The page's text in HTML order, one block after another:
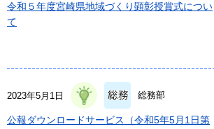
令和５年度宮崎県地域づくり顕彰授賞式につい
て
2023年5月1日 総務部
公報ダウンロードサービス（令和5年5月1日第